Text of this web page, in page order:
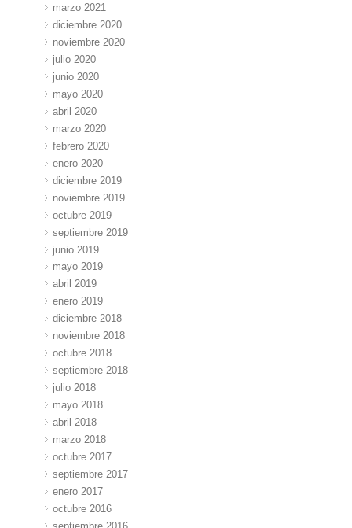
marzo 2021
diciembre 2020
noviembre 2020
julio 2020
junio 2020
mayo 2020
abril 2020
marzo 2020
febrero 2020
enero 2020
diciembre 2019
noviembre 2019
octubre 2019
septiembre 2019
junio 2019
mayo 2019
abril 2019
enero 2019
diciembre 2018
noviembre 2018
octubre 2018
septiembre 2018
julio 2018
mayo 2018
abril 2018
marzo 2018
octubre 2017
septiembre 2017
enero 2017
octubre 2016